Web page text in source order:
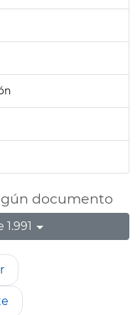
documento